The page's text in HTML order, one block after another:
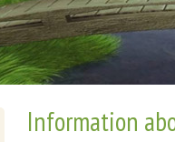
Information